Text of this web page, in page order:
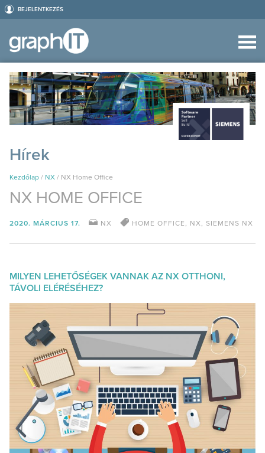
BEJELENTKEZÉS
Hírek
Kezdőlap / NX / NX Home Office
NX HOME OFFICE
2020. MÁRCIUS 17. NX HOME OFFICE , NX, SIEMENS NX
MILYEN LEHETŐSÉGEK VANNAK AZ NX OTTHONI,
TÁVOLI ELÉRÉSÉHEZ?